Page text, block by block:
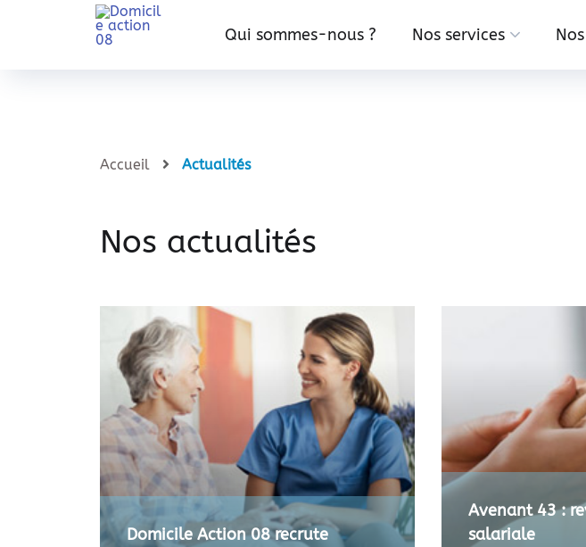
Qui sommes-nous ? Nos services
Accueil Actualités
Nos actualités
Domicile Action 08 recrute
Avenant 43 :
salariale